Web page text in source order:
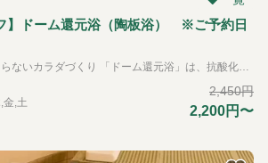
】ドーム還元浴（陶板浴） ※ご予約日
健康温熱効果で病気にならないカラダづくり 「ドーム還元浴」は、抗酸化還元理論に基いて開発された、今までにない健康温浴療法施設で、病気に強い身体づくりを目的としています。 抗酸化還元ドーム内の空間は厳密に管理されて清浄に保たれています。マイナスイオンたっぷりの過ごしやすい清浄な空気の中で心身ともにリラックス。健康増進にお役立てください。 背骨のあたりを温めると冷え解消に効果的。 自然と眠くなるような心地よさを体感していただけます。汗も還元されているので利用後はタオルで拭くだけで構いません。もちろんシャワーも完備しています。 ※身体を芯から温めて疲れをほぐす「陶板浴」か、石のパワーと刺激が心地よい「宝石浴」のいずれかをチョイスできます。 ◯「陶板浴」 一般的なサウナと比べて低温・低湿度なので息苦しさがありません。お子さまからご年配の方までご利用できます。 ◯「宝石浴」 水晶・めのう・インカローズの温熱浴が自由に楽しめます。 宝石を触ったり、お腹にのせたり、足指を刺激したりとお好きなスタイルで寛げます。
金,土
2,450円
2,200円〜